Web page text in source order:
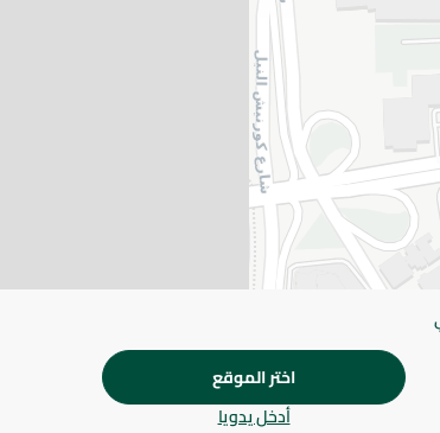
يرجى الملاحظة:
طفيف. قد يتغير التعبئة بناءً على التوفر.
المواصفات
براند
اختر الموقع
أدخل يدويا